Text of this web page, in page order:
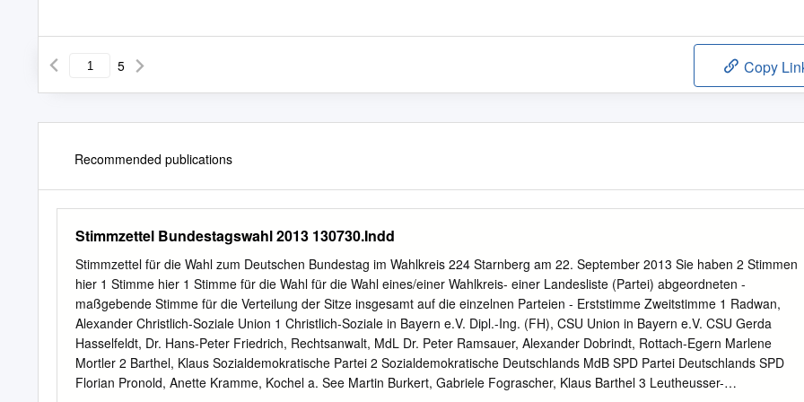
5 Copy
Recommended publications
Stimmzettel Bundestagswahl 2013 130730.Indd
Stimmzettel für die Wahl zum Deutschen Bundestag im Wahlkreis 224 Starnberg am 22. September 2013 Sie haben 2 Stimmen
hier 1 Stimme hier 1 Stimme für die Wahl für die Wahl eines/einer Wahlkreis- einer Landesliste (Partei) abgeordneten -
maßgebende Stimme für die Verteilung der Sitze insgesamt auf die einzelnen Parteien - Erststimme Zweitstimme 1 Radwan,
Alexander Christlich-Soziale Union 1 Christlich-Soziale in Bayern e.V. Dipl.-Ing. (FH), CSU Union in Bayern e.V. CSU Gerda
Hasselfeldt, Dr. Hans-Peter Friedrich, Rechtsanwalt, MdL Dr. Peter Ramsauer, Alexander Dobrindt, Rottach-Egern Marlene
Mortler 2 Barthel, Klaus Sozialdemokratische Partei 2 Sozialdemokratische Deutschlands MdB SPD Partei Deutschlands SPD
Florian Pronold, Anette Kramme, Kochel a. See Martin Burkert, Gabriele Fograscher, Klaus Barthel 3 Leutheusser-